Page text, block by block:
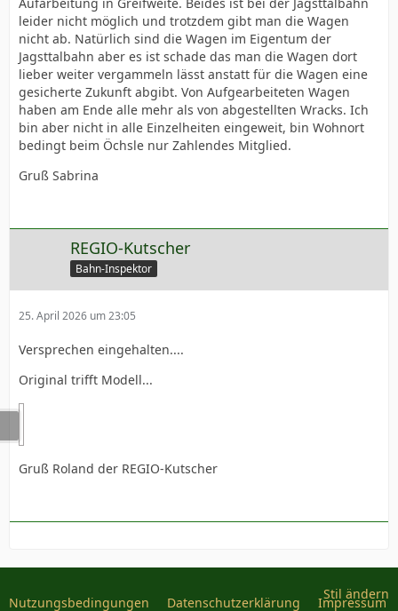
leider nicht möglich und trotzdem gibt man die Wagen
nicht ab. Natürlich sind die Wagen im Eigentum der
Jagsttalbahn aber es ist schade das man die Wagen dort
lieber weiter vergammeln lässt anstatt für die Wagen eine
gesicherte Zukunft abgibt. Von Aufgearbeiteten Wagen
haben am Ende alle mehr als von abgestellten Wracks. Ich
bin aber nicht in alle Einzelheiten eingeweit, bin Wohnort
bedingt beim Öchsle nur Zahlendes Mitglied.
Gruß Sabrina
REGIO-Kutscher
Bahn-Inspektor
25. April 2026 um 23:05
Versprechen eingehalten....
Original trifft Modell...
Gruß Roland der REGIO-Kutscher
Stil ändern
Nutzungsbedingungen Datenschutzerklärung Impressum